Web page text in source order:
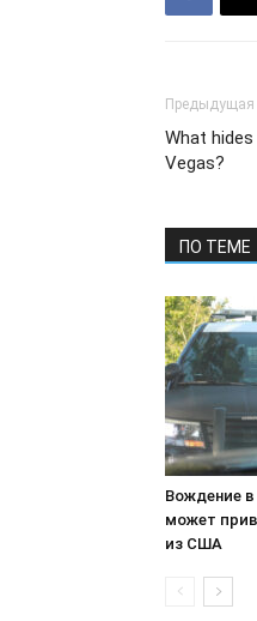
Предыдущая
What
Vegas?
ПО ТЕМЕ
Вождение
может
из США